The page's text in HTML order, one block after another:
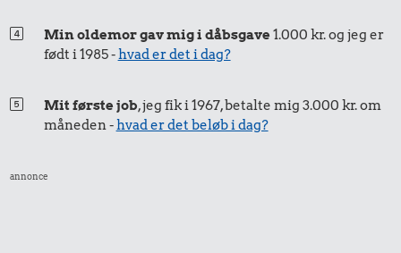
Bakke jordbær
8,94 kr.
Min oldemor gav mig i dåbsgave1.000 kr. og jeg er
født i 1985 -hvad er det i dag?
Mit første job, jeg fik i 1967, betalte mig 3.000 kr. om
måneden -hvad er det beløb i dag?
annonce